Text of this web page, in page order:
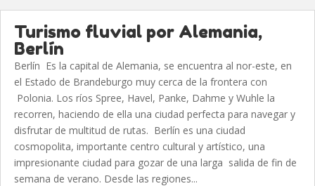
Turismo fluvial por Alemania,
Berlín
Berlín Es la capital de Alemania, se encuentra al nor-este, en
el Estado de Brandeburgo muy cerca de la frontera con
Polonia. Los ríos Spree, Havel, Panke, Dahme y Wuhle la
recorren, haciendo de ella una ciudad perfecta para navegar y
disfrutar de multitud de rutas. Berlín es una ciudad
cosmopolita, importante centro cultural y artístico, una
impresionante ciudad para gozar de una larga salida de fin de
semana de verano. Desde las regiones...